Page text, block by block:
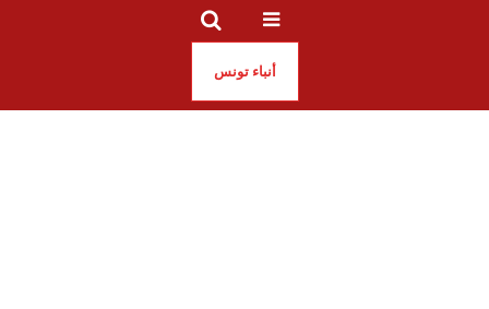
أنباء تونس